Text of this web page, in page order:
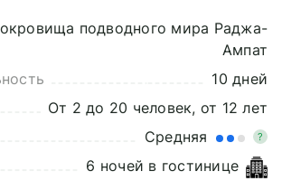
подводного мира Раджа-
Ампат
10 дней
От 2 до 20 человек, от 12 лет
Средняя ?
6 ночей в гостинице